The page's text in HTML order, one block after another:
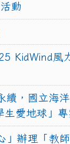
動
KidWind風
續，國立海
生愛地球」專
」辦理「教